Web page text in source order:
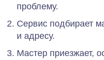
проблему.
Сервис подбирает
и адресу.
Мастер приезжает,